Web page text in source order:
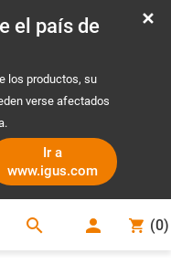
el país de
los productos, su
verse afectados
Ir a
www.igus.com
search (0)